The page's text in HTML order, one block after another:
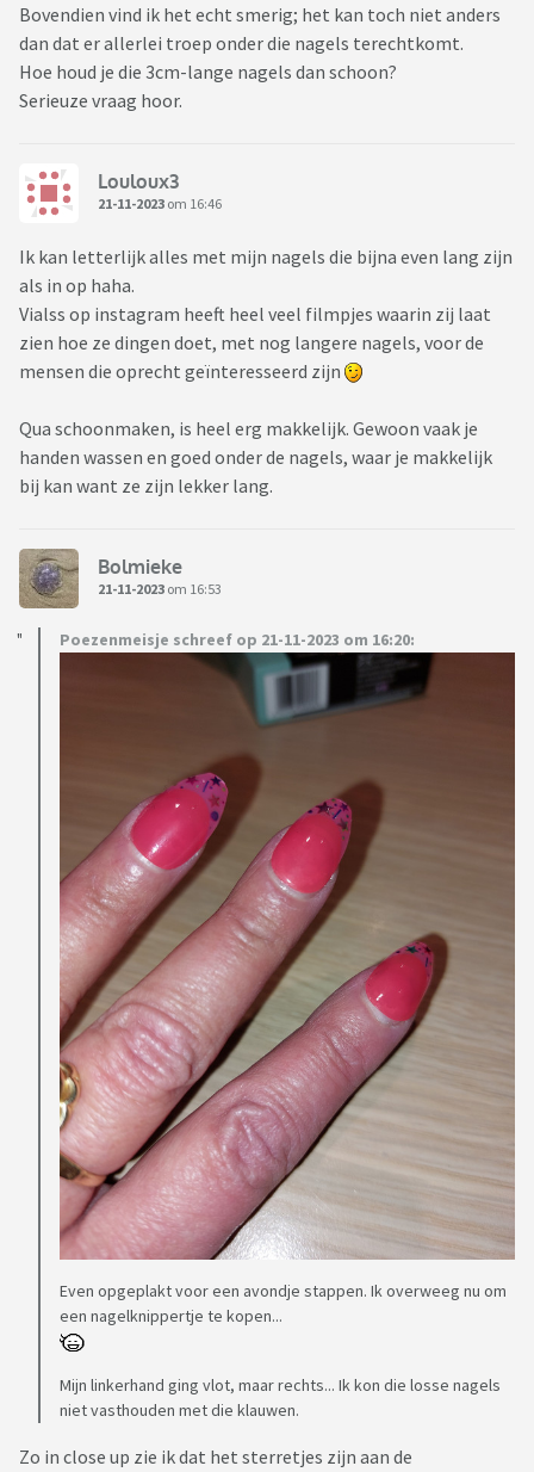
Bovendien vind ik het echt smerig; het kan toch niet anders
dan dat er allerlei troep onder die nagels terechtkomt.
Hoe houd je die 3cm-lange nagels dan schoon?
Serieuze vraag hoor.
Louloux3
21-11-2023 om 16:46
Ik kan letterlijk alles met mijn nagels die bijna even lang zijn
als in op haha.
Vialss op instagram heeft heel veel filmpjes waarin zij laat
zien hoe ze dingen doet, met nog langere nagels, voor de
mensen die oprecht geïnteresseerd zijn
Qua schoonmaken, is heel erg makkelijk. Gewoon vaak je
handen wassen en goed onder de nagels, waar je makkelijk
bij kan want ze zijn lekker lang.
Bolmieke
21-11-2023 om 16:53
Poezenmeisje schreef op 21-11-2023 om 16:20:
Even opgeplakt voor een avondje stappen. Ik overweeg nu om
een nagelknippertje te kopen...
Mijn linkerhand ging vlot, maar rechts... Ik kon die losse nagels
niet vasthouden met die klauwen.
Zo in close up zie ik dat het sterretjes zijn aan de